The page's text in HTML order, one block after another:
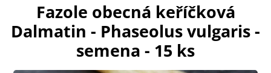
Fazole obecná keříčková
Dalmatin - Phaseolus vulgaris -
semena - 15 ks